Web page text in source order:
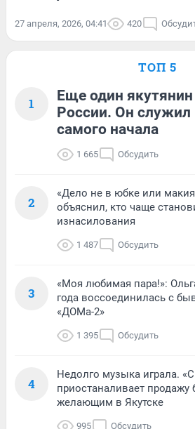
27 апреля, 2026, 04:41 420
ТОП 5
1
Еще один
России. Он служил
самого начала
1 665 Обсудить
2
«Дело не в юбке или
объяснил, кто чаще
изнасилования
1 487 Обсудить
3
«Моя любимая пара!»:
года воссоединилась с
«ДОМа-2»
1 395 Обсудить
4
Недолго музыка играла.
приостаналивает
желающим в Якутске
995 Обсудить